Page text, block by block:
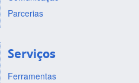
Parcerias
Serviços
Ferramentas